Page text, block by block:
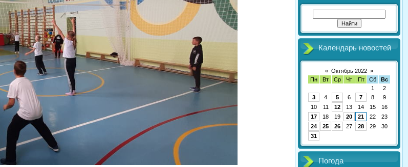
Календарь новостей
« Октябрь 2022 »
Пн
Вт Ср Чт Пт Сб
Вс
1
2
3
4 5 6 7 8
9
10
11 12 13 14 15
16
17
18 19 20 21 22
23
24
25 26 27 28 29
30
31
Погода